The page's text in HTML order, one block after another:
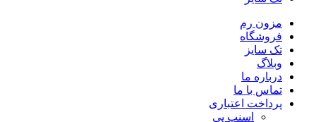
مزون رم
فروشگاه
تک سایز
وبلاگ
درباره ما
تماس با ما
پرداخت اعتباری
اسنپ پی